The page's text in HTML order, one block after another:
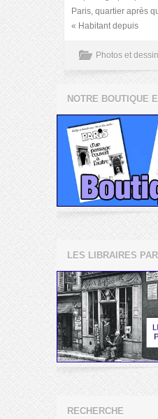
Paris, quartier après
« Habitant depuis
Photos et
NOTRE BOUTIQUE
LES LIBRAIRES
RECHERCHE